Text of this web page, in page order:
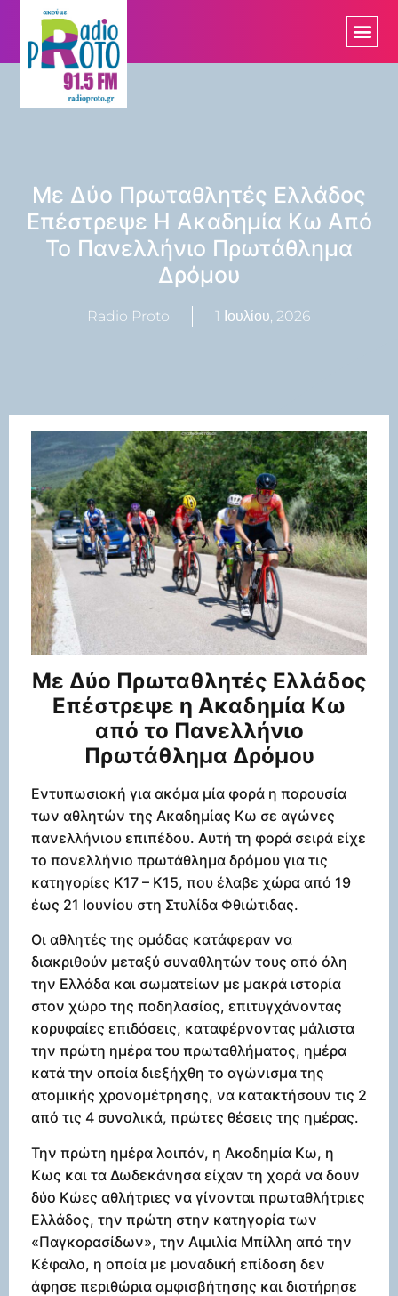
Με Δύο Πρωταθλητές Ελλάδος
Επέστρεψε Η Ακαδημία Κω Από
Το Πανελλήνιο Πρωτάθλημα
Δρόμου
Radio Proto 1 Ιουλίου, 2026
Με Δύο Πρωταθλητές Ελλάδος
Επέστρεψε η Ακαδημία Κω
από το Πανελλήνιο
Πρωτάθλημα Δρόμου
Εντυπωσιακή για ακόμα μία φορά η παρουσία
των αθλητών της Ακαδημίας Κω σε αγώνες
πανελλήνιου επιπέδου. Αυτή τη φορά σειρά είχε
το πανελλήνιο πρωτάθλημα δρόμου για τις
κατηγορίες Κ17 – Κ15, που έλαβε χώρα από 19
έως 21 Ιουνίου στη Στυλίδα Φθιώτιδας.
Οι αθλητές της ομάδας κατάφεραν να
διακριθούν μεταξύ συναθλητών τους από όλη
την Ελλάδα και σωματείων με μακρά ιστορία
στον χώρο της ποδηλασίας, επιτυγχάνοντας
κορυφαίες επιδόσεις, καταφέρνοντας μάλιστα
την πρώτη ημέρα του πρωταθλήματος, ημέρα
κατά την οποία διεξήχθη το αγώνισμα της
ατομικής χρονομέτρησης, να κατακτήσουν τις 2
από τις 4 συνολικά, πρώτες θέσεις της ημέρας.
Την πρώτη ημέρα λοιπόν, η Ακαδημία Κω, η
Κως και τα Δωδεκάνησα είχαν τη χαρά να δουν
δύο Κώες αθλήτριες να γίνονται πρωταθλήτριες
Ελλάδος, την πρώτη στην κατηγορία των
«Παγκορασίδων», την Αιμιλία Μπίλλη από την
Κέφαλο, η οποία με μοναδική επίδοση δεν
άφησε περιθώρια αμφισβήτησης και διατήρησε